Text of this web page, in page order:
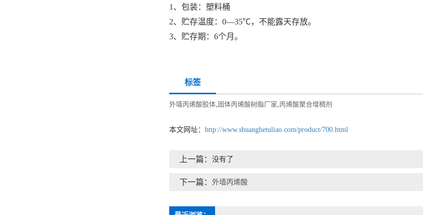
1、包装：塑料桶
2、贮存温度：0―35℃，不能露天存放。
3、贮存期：6个月。
标签
外墙丙烯酸胶体, 固体丙烯酸树脂厂家,丙烯酸聚合增稠剂
本文网址： http://www.shuanghetuliao.com/product/700.html
上一篇： 没有了
下一篇： 外墙丙烯酸